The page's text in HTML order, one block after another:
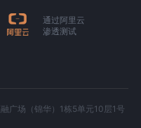
通过阿里云
渗透测试
广场（锦华）1栋5单元10层1号